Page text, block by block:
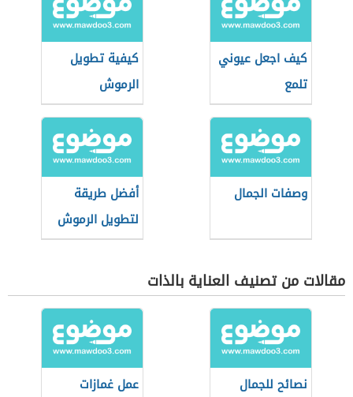
كيف اجعل عيوني
تلمع
كيفية تطويل
الرموش
وصفات الجمال
أفضل طريقة
لتطويل الرموش
مقالات من تصنيف العناية بالذات
نصائح للجمال عمل غمازات